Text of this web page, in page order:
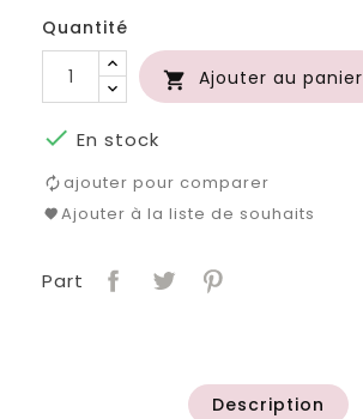
Quantité
 Ajouter au panier
 En stock
ajouter pour comparer
Ajouter à la liste de souhaits
Part
Description